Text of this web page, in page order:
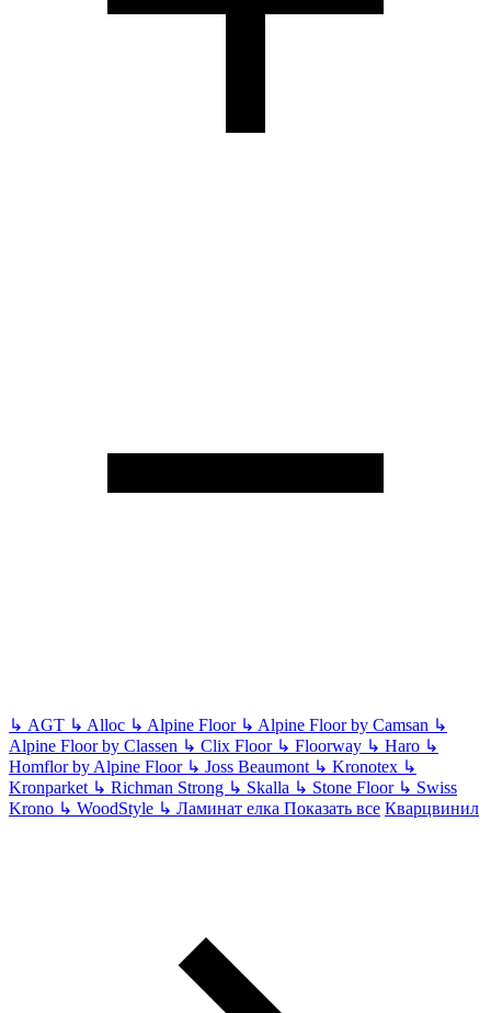
↳ AGT ↳ Alloc ↳ Alpine Floor ↳ Alpine Floor by Camsan ↳
Alpine Floor by Classen ↳ Clix Floor ↳ Floorway ↳ Haro ↳
Homflor by Alpine Floor ↳ Joss Beaumont ↳ Kronotex ↳
Kronparket ↳ Richman Strong ↳ Skalla ↳ Stone Floor ↳ Swiss
Krono ↳ WoodStyle ↳ Ламинат елка Показать все Кварцвинил